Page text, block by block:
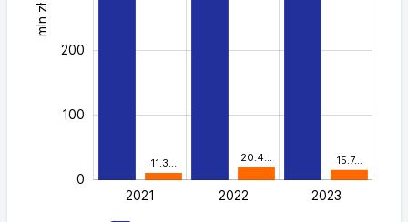
11.3… 20.4… 15.7…
mln zł
0
100
200
L
2021 2022 2023